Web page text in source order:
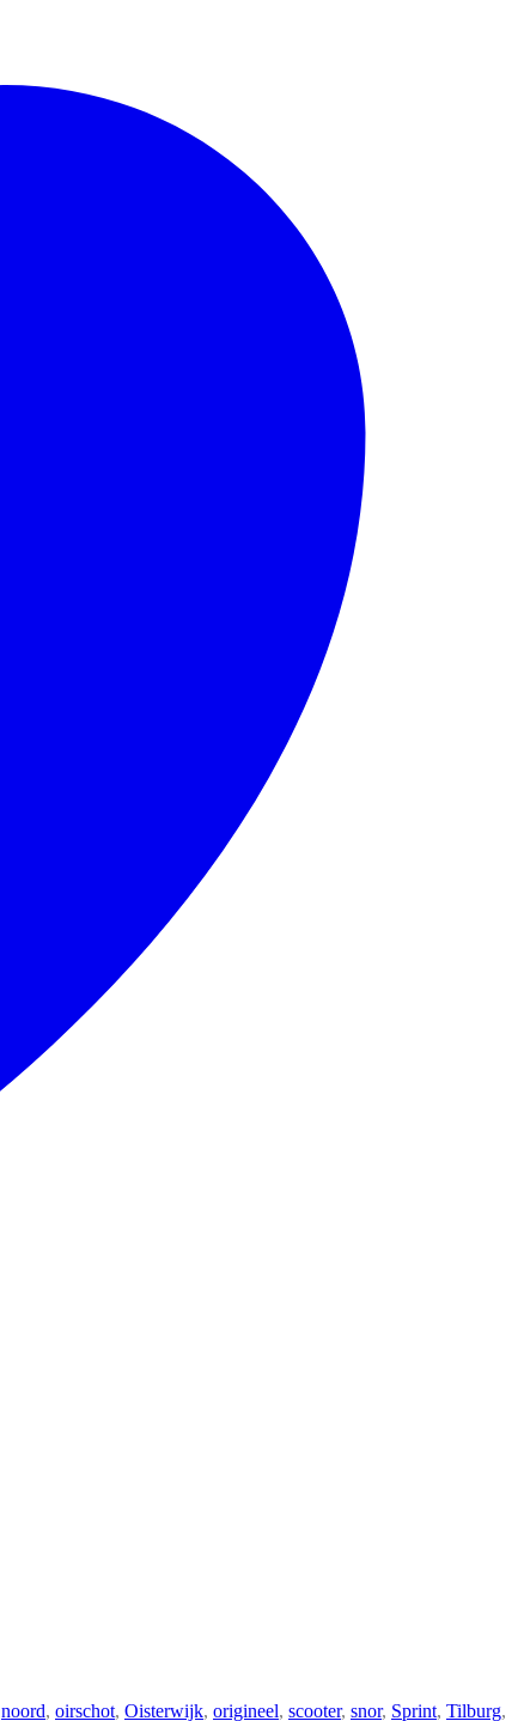
noord, oirschot, Oisterwijk, origineel, scooter, snor, Sprint, Tilburg,